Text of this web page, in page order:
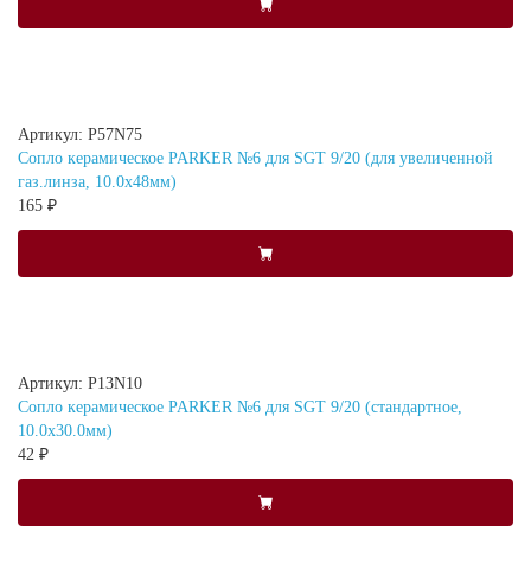
Артикул: P57N75
Сопло керамическое PARKER №6 для SGT 9/20 (для увеличенной
газ.линза, 10.0х48мм)
165 ₽
Артикул: P13N10
Сопло керамическое PARKER №6 для SGT 9/20 (стандартное,
10.0x30.0мм)
42 ₽